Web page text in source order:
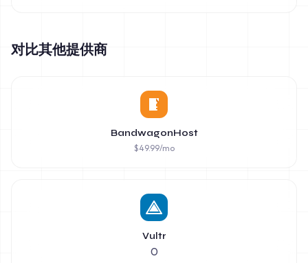
对比其他提供商
BandwagonHost
$49.99/mo
Vultr
0